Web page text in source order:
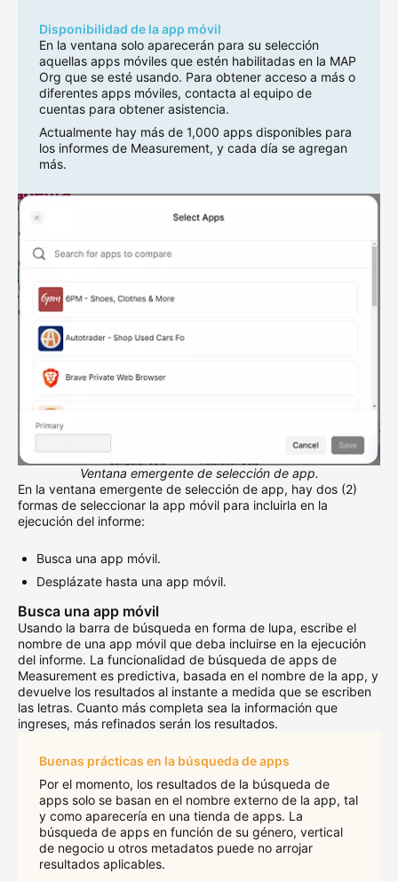
Disponibilidad de la app móvil
En la ventana solo aparecerán para su selección
aquellas apps móviles que estén habilitadas en la MAP
Org que se esté usando. Para obtener acceso a más o
diferentes apps móviles, contacta al equipo de
cuentas para obtener asistencia.
Actualmente hay más de 1,000 apps disponibles para
los informes de Measurement, y cada día se agregan
más.
Ventana emergente de selección de app.
En la ventana emergente de selección de app, hay dos (2)
formas de seleccionar la app móvil para incluirla en la
ejecución del informe:
Busca una app móvil.
Desplázate hasta una app móvil.
Busca una app móvil
Usando la barra de búsqueda en forma de lupa, escribe el
nombre de una app móvil que deba incluirse en la ejecución
del informe. La funcionalidad de búsqueda de apps de
Measurement es predictiva, basada en el nombre de la app, y
devuelve los resultados al instante a medida que se escriben
las letras. Cuanto más completa sea la información que
ingreses, más refinados serán los resultados.
Buenas prácticas en la búsqueda de apps
Por el momento, los resultados de la búsqueda de
apps solo se basan en el nombre externo de la app, tal
y como aparecería en una tienda de apps. La
búsqueda de apps en función de su género, vertical
de negocio u otros metadatos puede no arrojar
resultados aplicables.